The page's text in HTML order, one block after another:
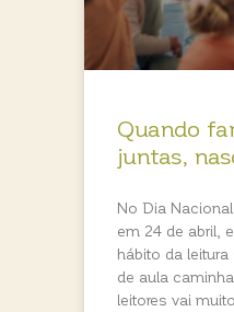
Quando
juntas,
No Dia
em 24 de abril,
hábito da
de aula
leitores vai